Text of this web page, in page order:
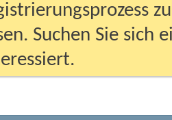
Suchen Sie sich